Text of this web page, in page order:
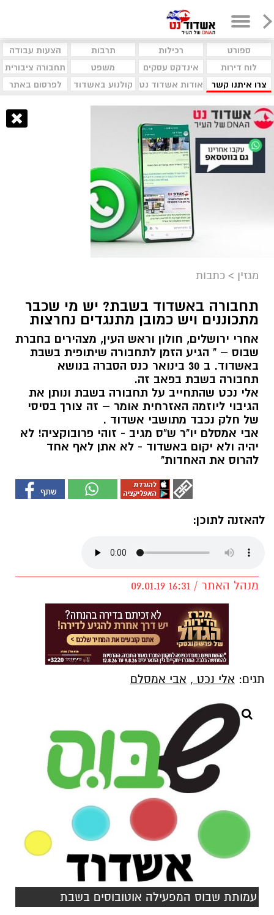
ספורט רכילות תרבות
הצעות עבודה
לוח דירות
אינדקס עסקים משפט
תחבורה ציבורית
צרו איתנו קשר
אודות אשדוד נט קולנוע באשדוד לפרסום באתר
מגזין > כתבות
תחבורה באשדוד בשבת? יש מי שכבר
מתכוננים ויש כמובן מתנגדים נחרצות
אחרי ירושלים, חולון וראש העין, מצהירים בחברת
שבוס – " הגיע הזמן לתחבורה שיתופית בשבת
באשדוד. ב 30 בינואר כנס הסברה בנושא
תחבורה בשבת בפאב זה.
אלי נכט שהתחייב על תחבורה בשבת ונותן את
הגיבוי ליוזמה האזרחית אומר – זה צורך בסיסי
של חלק נכבד מתושבי אשדוד .
אבי אמסלם יו"ר ש"ס מגיב - זוהי פרובוקציה! לא
יהיה ולא יקום באשדוד - לא אתן לאף אחד
להרוס את האחדות"
להאזנה לתוכן:
מנהל האתר / 16:31 09.01.19
תגים: אלי נכט , אבי אמסלם
עמותת שבוס המפעילה אוטובוסים בשבת